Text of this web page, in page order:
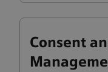
Consent